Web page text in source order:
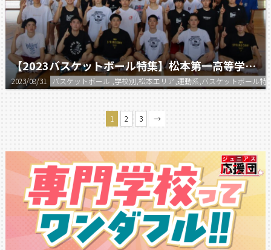
【2023バスケットボール特集】松本第一高等学校 男子バスケットボール部
2023/08/31 バスケットボール ,学校別,松本エリア,運動系,バスケットボール
1 2 3 →